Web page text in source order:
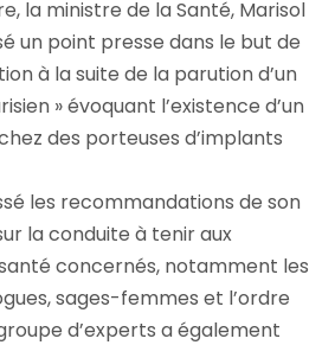
la ministre de la Santé, Marisol
un point presse dans le but de
à la suite de la parution d’un
» évoquant l’existence d’un
des porteuses d’implants
les recommandations de son
la conduite à tenir aux
concernés, notamment les
sages-femmes et l’ordre
d’experts a également